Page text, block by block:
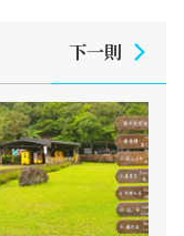
下一則